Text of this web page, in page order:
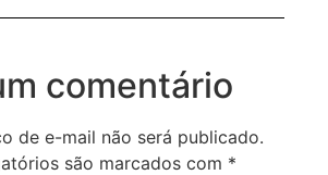
comentário
de e-mail não será publicado.
são marcados com *